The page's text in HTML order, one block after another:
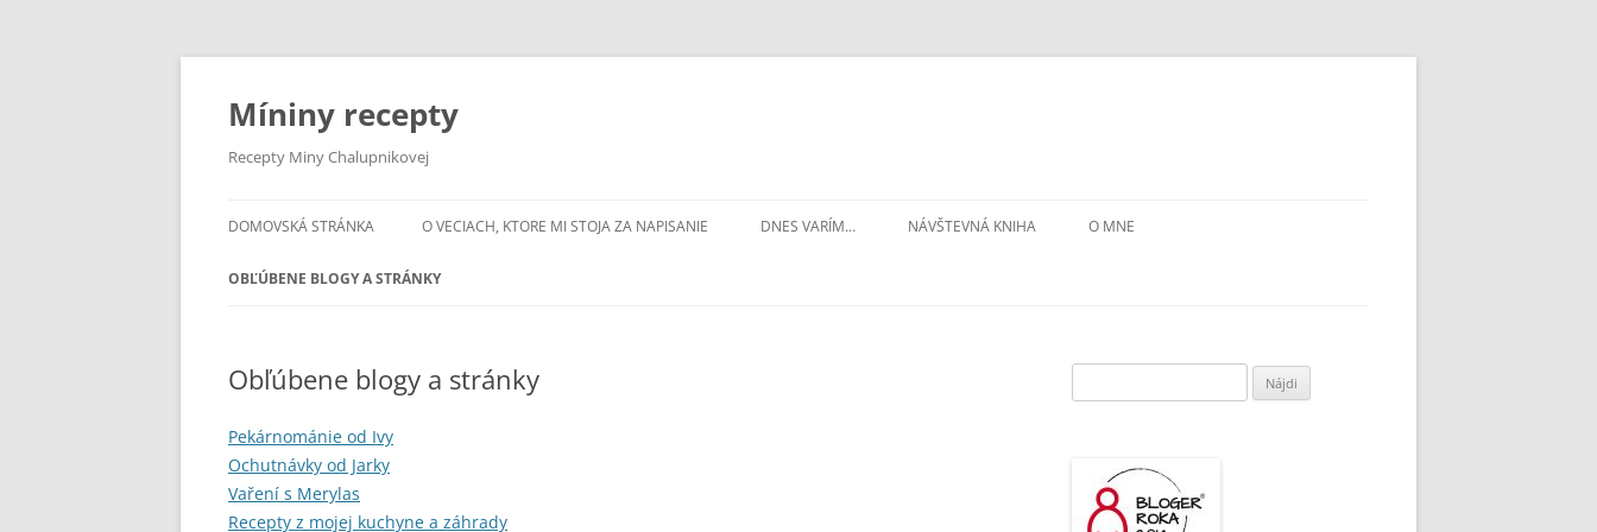
Preskočiť
obsah
Míniny recepty
Recepty Miny Chalupnikovej
DOMOVSKÁ STRÁNKA O VECIACH, KTORE MI STOJA ZA NAPISANIE DNES VARÍM… NÁVŠTEVNÁ KNIHA O MNE
OBĽÚBENE BLOGY A STRÁNKY
Obľúbene blogy a stránky
Pekárnománie od Ivy
Ochutnávky od Jarky
Vaření s Merylas
Recepty z mojej kuchyne a záhrady